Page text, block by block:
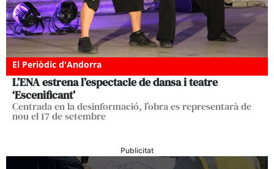
El Periòdic d'Andorra
L’ENA estrena l’espectacle de dansa i teatre
‘Escenificant’
Centrada en la desinformació, l’obra es representarà de
nou el 17 de setembre
Publicitat